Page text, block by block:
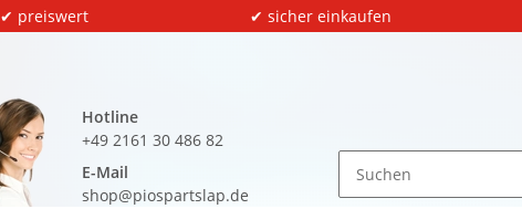
✔ preiswert ✔ sicher einkaufen
Hotline
+49 2161 30 486 82
E-Mail
shop@piospartslap.de